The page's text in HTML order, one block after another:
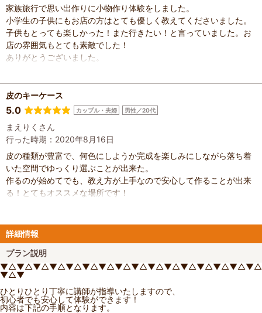
家族旅行で思い出作りに小物作り体験をしました。
小学生の子供にもお店の方はとても優しく教えてくださいました。
子供もとっても楽しかった！また行きたい！と言っていました。お
店の雰囲気もとても素敵でした！
ありがとうございました。
皮のキーケース
5.0 カップル・夫婦 男性／20代
まえりくさん
行った時期：2020年8月16日
皮の種類が豊富で、何色にしようか完成を楽しみにしながら落ち着
いた空間でゆっくり選ぶことが出来た。
作るのが始めてでも、教え方が上手なので安心して作ることが出来
る！とてもオススメな場所です！
詳細情報
プラン説明
▼△▼△▼△▼△▼△▼△▼△▼△▼△▼△▼△▼△▼△▼△▼△▼△
▼△▼
ひとりひとり丁寧に講師が指導いたしますので、
初心者でも安心して体験ができます！
内容は下記の手順となります。